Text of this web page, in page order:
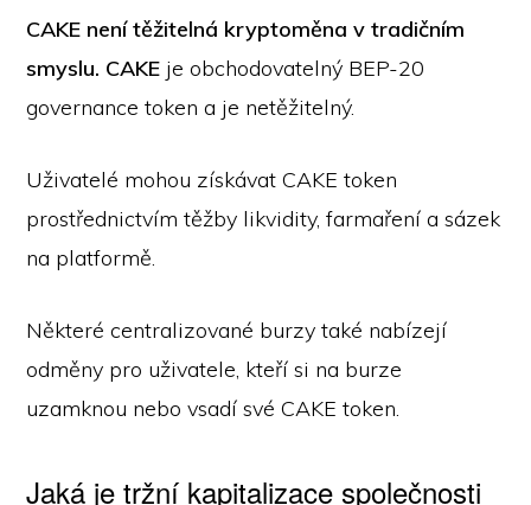
CAKE není těžitelná kryptoměna v tradičním
smyslu. CAKE je obchodovatelný BEP-20
governance token a je netěžitelný.
Uživatelé mohou získávat CAKE token
prostřednictvím těžby likvidity, farmaření a sázek
na platformě.
Některé centralizované burzy také nabízejí
odměny pro uživatele, kteří si na burze
uzamknou nebo vsadí své CAKE token.
Jaká je tržní kapitalizace společnosti